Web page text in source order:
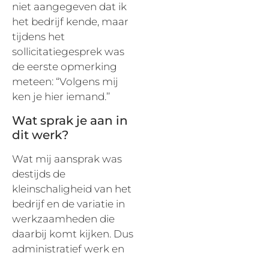
niet aangegeven dat ik
het bedrijf kende, maar
tijdens het
sollicitatiegesprek was
de eerste opmerking
meteen: “Volgens mij
ken je hier iemand.’’
Wat sprak je aan in
dit werk?
Wat mij aansprak was
destijds de
kleinschaligheid van het
bedrijf en de variatie in
werkzaamheden die
daarbij komt kijken. Dus
administratief werk en